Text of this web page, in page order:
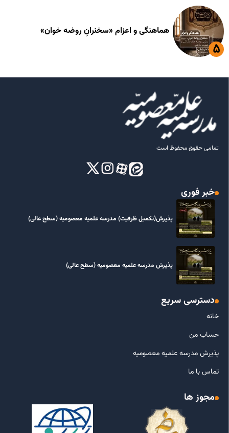
هماهنگی و اعزام «سخنرانِ روضه خوان»
تمامی حقوق محفوظ است
خبر فوری
پذیرش(تکمیل ظرفیت) مدرسه علمیه معصومیه‌ (سطح عالی)
پذیرش مدرسه علمیه معصومیه‌ (سطح عالی)
دسترسی سریع
خانه
حساب من
پذیرش مدرسه علمیه معصومیه
تماس با ما
مجوز ها